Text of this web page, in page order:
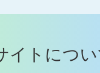
イトについ